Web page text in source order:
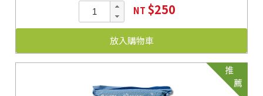
NT $250
放入購物車
推
薦